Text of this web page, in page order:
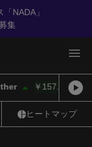
NADA」
集
￥157.30 0.01%
ヒートマップ